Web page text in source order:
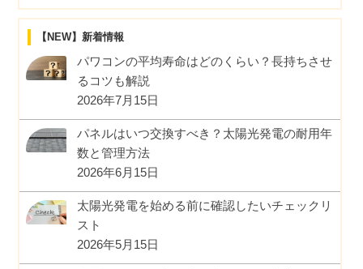
【NEW】新着情報
パワコンの平均寿命はどのくらい？長持ちさせ
るコツも解説
2026年7月15日
パネルはいつ交換すべき？太陽光発電の耐用年
数と管理方法
2026年6月15日
太陽光発電を始める前に確認したいチェックリ
スト
2026年5月15日